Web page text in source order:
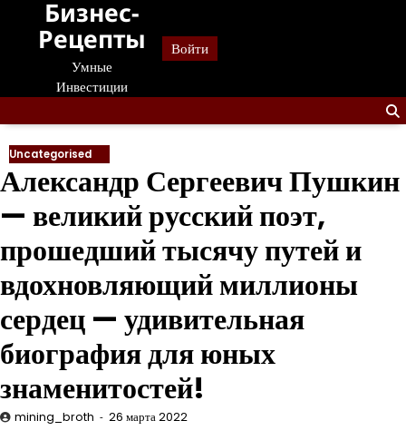
Перейти
содержанию
Бизнес-
Рецепты
Умные
Инвестиции
Войти
Uncategorised
Александр Сергеевич Пушкин
— великий русский поэт,
прошедший тысячу путей и
вдохновляющий миллионы
сердец — удивительная
биография для юных
знаменитостей!
mining_broth 26 марта 2022